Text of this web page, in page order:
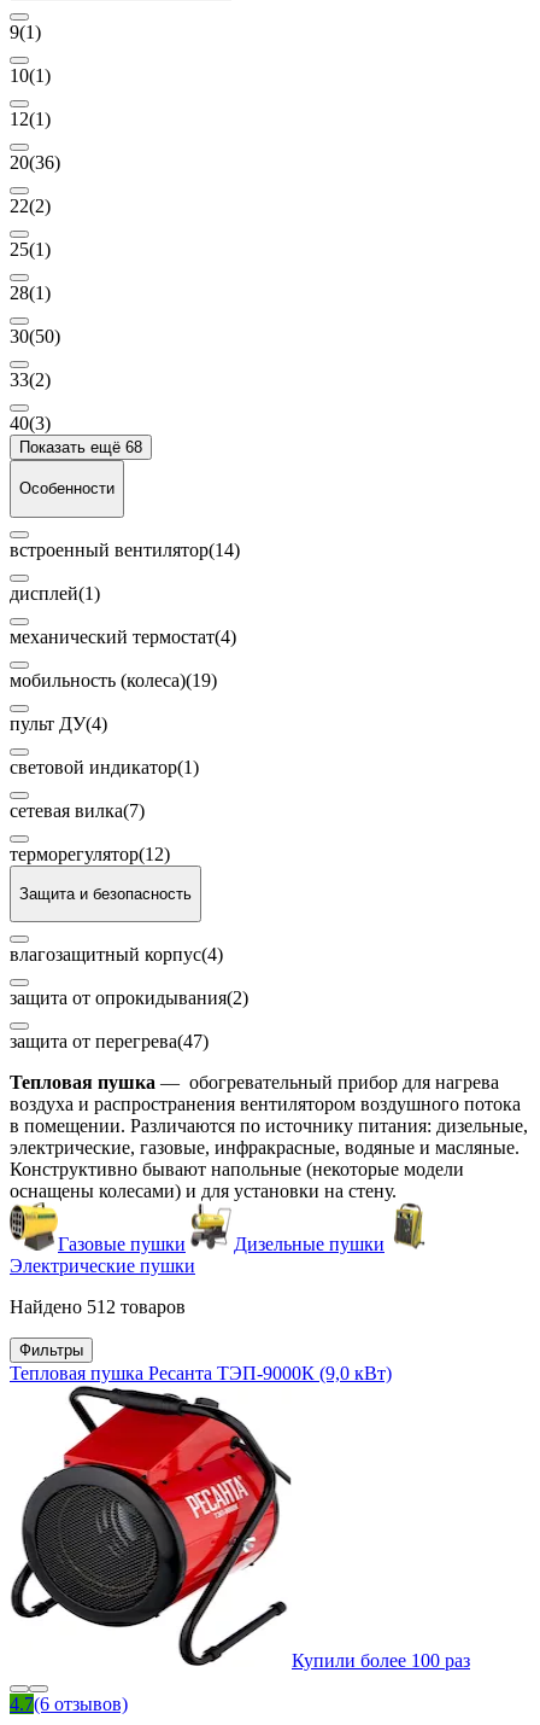
9(1)
10(1)
12(1)
20(36)
22(2)
25(1)
28(1)
30(50)
33(2)
40(3)
Показать ещё 68
Особенности
встроенный вентилятор(14)
дисплей(1)
механический термостат(4)
мобильность (колеса)(19)
пульт ДУ(4)
световой индикатор(1)
сетевая вилка(7)
терморегулятор(12)
Защита и безопасность
влагозащитный корпус(4)
защита от опрокидывания(2)
защита от перегрева(47)
Тепловая пушка — обогревательный прибор для нагрева
воздуха и распространения вентилятором воздушного потока
в помещении. Различаются по источнику питания: дизельные,
электрические, газовые, инфракрасные, водяные и масляные.
Конструктивно бывают напольные (некоторые модели
оснащены колесами) и для установки на стену.
Газовые пушки
Дизельные пушки
Электрические пушки
Найдено 512 товаров
Фильтры
Тепловая пушка Ресанта ТЭП-9000К (9,0 кВт)
Купили более 100 раз
4.7(6 отзывов)